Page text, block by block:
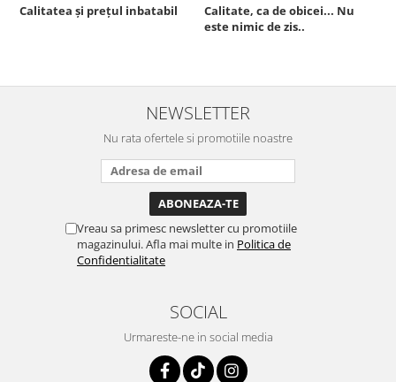
Calitatea și prețul inbatabil
Calitate, ca de obicei... Nu
este nimic de zis..
NEWSLETTER
Nu rata ofertele si promotiile noastre
Vreau sa primesc newsletter cu promotiile
magazinului. Afla mai multe in Politica de
Confidentialitate
SOCIAL
Urmareste-ne in social media